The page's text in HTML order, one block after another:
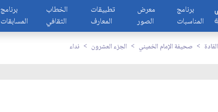
برنامج
المسابقات
الخطاب
الثقافي
تطبيقات
المعارف
معرض
الصور
برنامج
المناسبات
صحيفة الإمام الخميني الجزء العشرون نداء